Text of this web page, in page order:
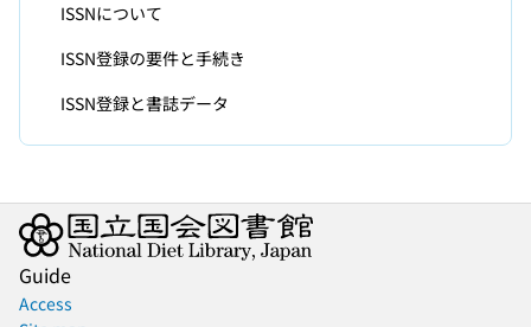
ISSNについて
ISSN登録の要件と手続き
ISSN登録と書誌データ
Guide
Access